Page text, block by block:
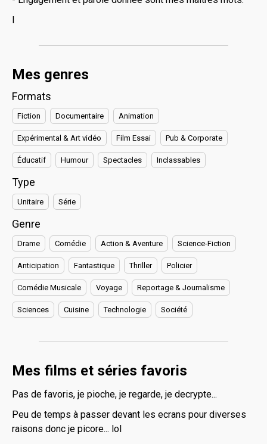
I
Mes genres
Formats
Fiction Documentaire Animation
Expérimental & Art vidéo Film Essai Pub & Corporate
Éducatif Humour Spectacles Inclassables
Type
Unitaire Série
Genre
Drame Comédie Action & Aventure Science-Fiction
Anticipation Fantastique Thriller Policier
Comédie Musicale Voyage Reportage & Journalisme
Sciences Cuisine Technologie Société
Mes films et séries favoris
Pas de favoris, je pioche, je regarde, je decrypte...
Peu de temps à passer devant les ecrans pour diverses
raisons donc je picore... lol